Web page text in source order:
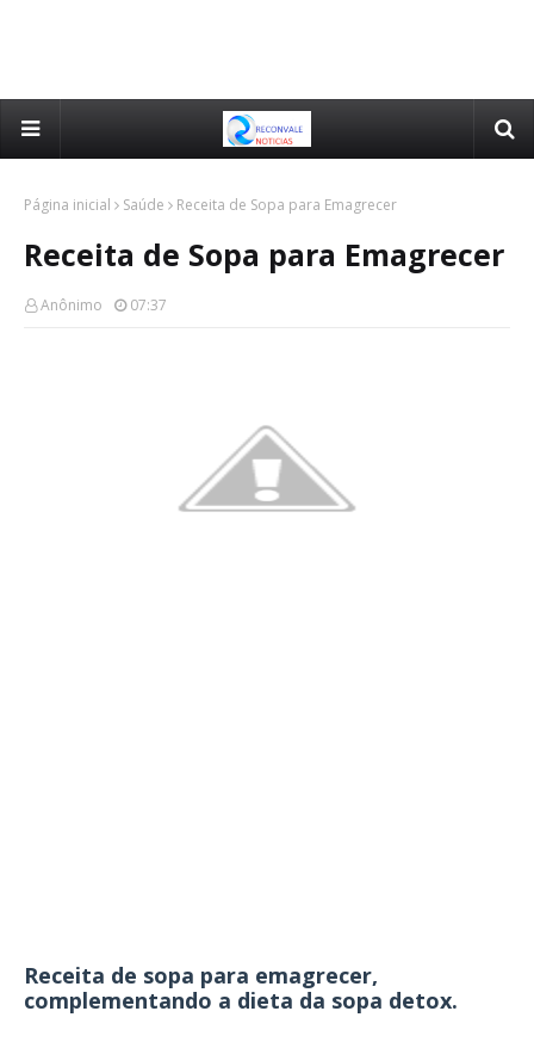
Página inicial Saúde Receita de Sopa para Emagrecer
Receita de Sopa para Emagrecer
Anônimo 07:37
Receita de sopa para emagrecer,
complementando a dieta da sopa detox.